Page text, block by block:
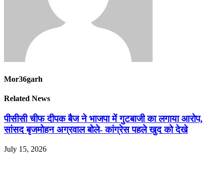
Mor36garh
Related News
पीसीसी चीफ दीपक बैज ने भाजपा में गुटबाजी का लगाया आरोप,
सांसद बृजमोहन अग्रवाल बोले- कांग्रेस पहले खुद को देखे
July 15, 2026